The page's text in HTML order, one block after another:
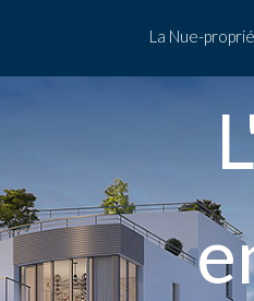
La Nue-